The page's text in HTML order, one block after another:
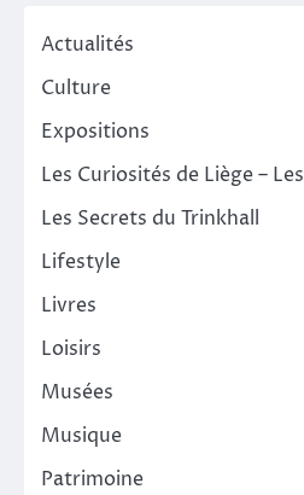
Actualités
Culture
Expositions
Les Curiosités de Liège –
Les Secrets du Trinkhall
Lifestyle
Livres
Loisirs
Musées
Musique
Patrimoine